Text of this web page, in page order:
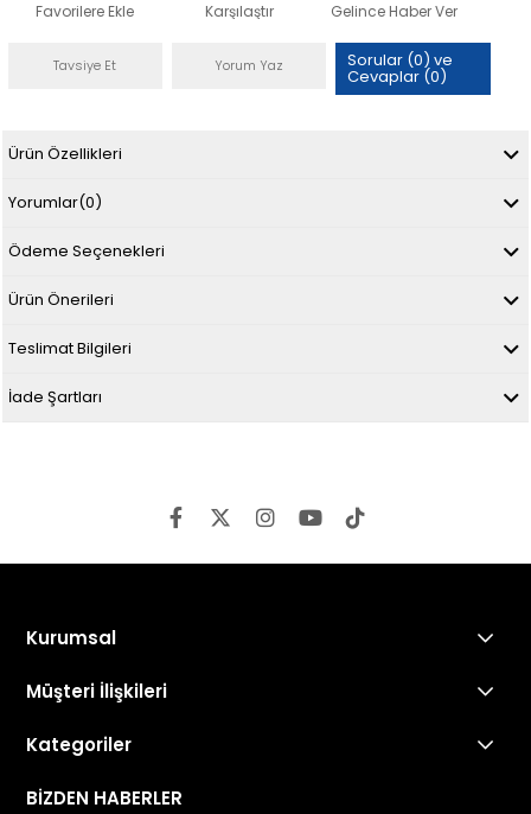
Favorilere Ekle Karşılaştır Gelince Haber Ver
Tavsiye Et Yorum Yaz Sorular (0) ve
Cevaplar (0)
Ürün Özellikleri
Yorumlar(0)
Ödeme Seçenekleri
Ürün Önerileri
Teslimat Bilgileri
İade Şartları
Kurumsal
Müşteri İlişkileri
Kategoriler
BİZDEN HABERLER